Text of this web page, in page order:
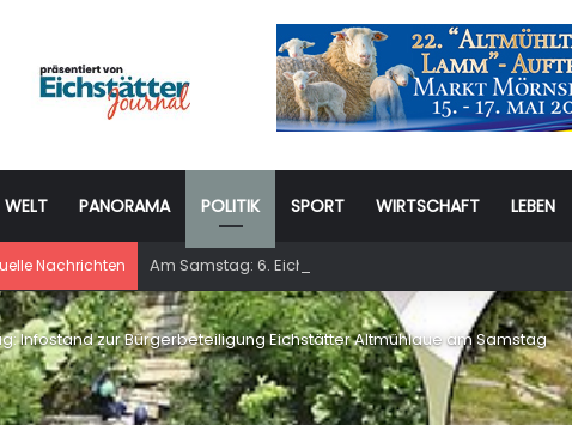
WELT PANORAMA POLITIK SPORT WIRTSCHAFT LEBEN
Nachrichten Am Samstag: 6. Eichstätter Kinder- und Jugendtag –
Infostand zur Bürgerbeteiligung Eichstätter Altmühlaue am Samstag